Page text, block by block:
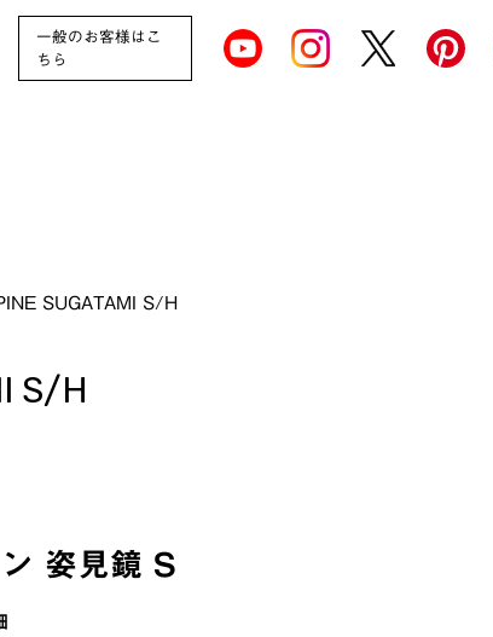
一般のお客様はこ
ちら
SUGATAMI S/H
S/H
姿見鏡 S